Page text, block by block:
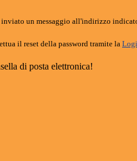
inviato un messaggio all'indirizzo
il reset della password tramite la
di posta elettronica!